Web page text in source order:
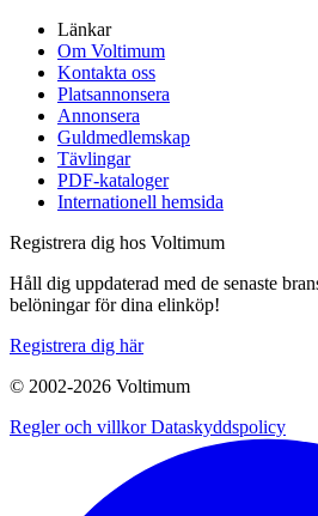
Länkar
Om Voltimum
Kontakta oss
Platsannonsera
Annonsera
Guldmedlemskap
Tävlingar
PDF-kataloger
Internationell hemsida
Registrera dig hos Voltimum
Håll dig uppdaterad med de senaste
belöningar för dina elinköp!
Registrera dig här
© 2002-2026 Voltimum
Regler och villkorDataskyddspolicy